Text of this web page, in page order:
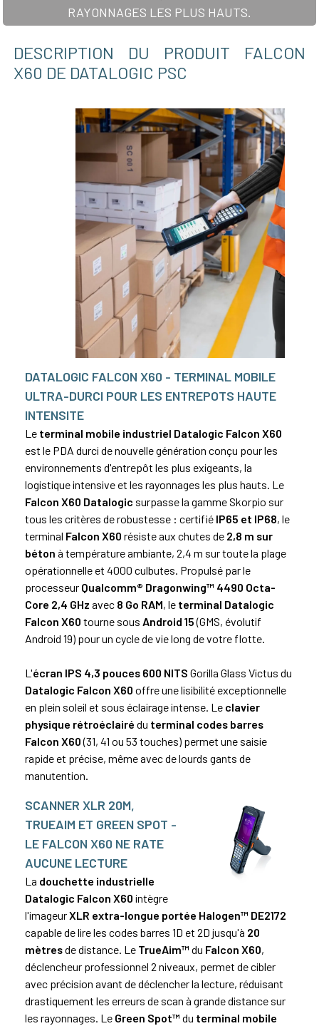
RAYONNAGES LES PLUS HAUTS.
DESCRIPTION DU PRODUIT FALCON
X60 DE DATALOGIC PSC
DATALOGIC FALCON X60 - TERMINAL MOBILE
ULTRA-DURCI POUR LES ENTREPOTS HAUTE
INTENSITE
Le terminal mobile industriel Datalogic Falcon X60
est le PDA durci de nouvelle génération conçu pour les
environnements d'entrepôt les plus exigeants, la
logistique intensive et les rayonnages les plus hauts. Le
Falcon X60 Datalogic surpasse la gamme Skorpio sur
tous les critères de robustesse : certifié IP65 et IP68, le
terminal Falcon X60 résiste aux chutes de 2,8 m sur
béton à température ambiante, 2,4 m sur toute la plage
opérationnelle et 4000 culbutes. Propulsé par le
processeur Qualcomm® Dragonwing™ 4490 Octa-
Core 2,4 GHz avec 8 Go RAM, le terminal Datalogic
Falcon X60 tourne sous Android 15(GMS, évolutif
Android 19) pour un cycle de vie long de votre flotte.
L'écran IPS 4,3 pouces 600 NITS Gorilla Glass Victus du
Datalogic Falcon X60 offre une lisibilité exceptionnelle
en plein soleil et sous éclairage intense. Le clavier
physique rétroéclairédu terminal codes barres
Falcon X60(31, 41 ou 53 touches) permet une saisie
rapide et précise, même avec de lourds gants de
manutention.
SCANNER XLR 20M,
TRUEAIM ET GREEN SPOT -
LE FALCON X60 NE RATE
AUCUNE LECTURE
La douchette industrielle
Datalogic Falcon X60 intègre
l'imageurXLR extra-longue portée Halogen™ DE2172
capable de lire les codes barres 1D et 2D jusqu'à 20
mètresde distance. Le TrueAim™ du Falcon X60,
déclencheur professionnel 2 niveaux, permet de cibler
avec précision avant de déclencher la lecture, réduisant
drastiquement les erreurs de scan à grande distance sur
les rayonnages. Le Green Spot™ du terminal mobile